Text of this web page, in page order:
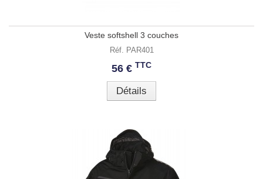
Veste softshell 3 couches
Réf. PAR401
56 € TTC
Détails